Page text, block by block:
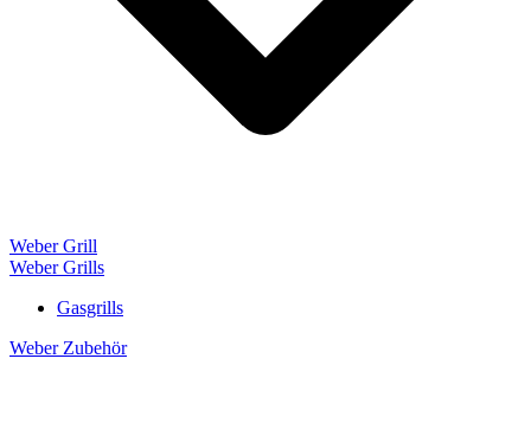
Weber Grill
Weber Grills
Gasgrills
Weber Zubehör